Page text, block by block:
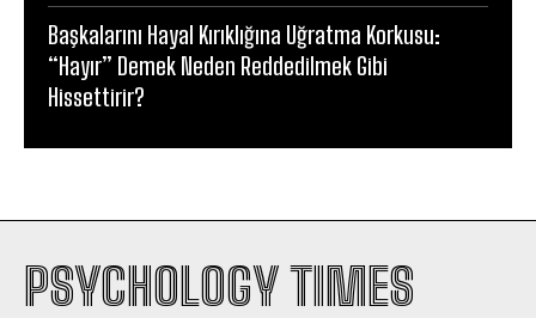
Başkalarını Hayal Kırıklığına Uğratma Korkusu:
“Hayır” Demek Neden Reddedilmek Gibi
Hissettirir?
PSYCHOLOGY TIMES